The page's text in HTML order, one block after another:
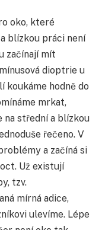
oko, které
blízkou práci není
začínají mít
dioptrie u
koukáme hodně do
mrkat,
na střední a blízkou
řečeno. V
a začíná si
Už existují
tzv.
mírná adice,
ulevíme. Lépe